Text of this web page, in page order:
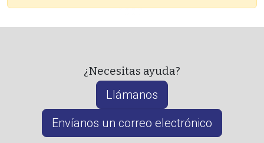
¿Necesitas ayuda?
Llámanos
Envíanos un correo electrónico